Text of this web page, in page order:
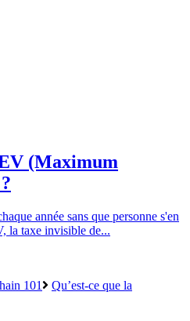
(Maximum
année sans que personne s'en
la taxe invisible de...
101
Qu’est-ce que la